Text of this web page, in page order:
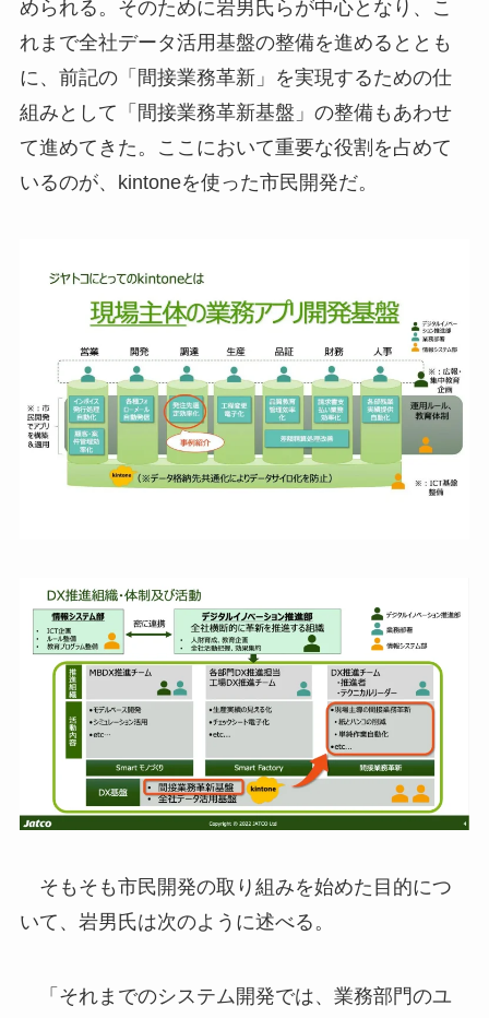
められる。そのために岩男氏らが中心となり、こ
れまで全社データ活用基盤の整備を進めるととも
に、前記の「間接業務革新」を実現するための仕
組みとして「間接業務革新基盤」の整備もあわせ
て進めてきた。ここにおいて重要な役割を占めて
いるのが、kintoneを使った市民開発だ。
そもそも市民開発の取り組みを始めた目的につ
いて、岩男氏は次のように述べる。
「それまでのシステム開発では、業務部門のユ